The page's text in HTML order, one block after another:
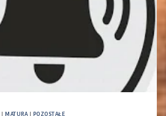
|MATURA | POZOSTAŁE